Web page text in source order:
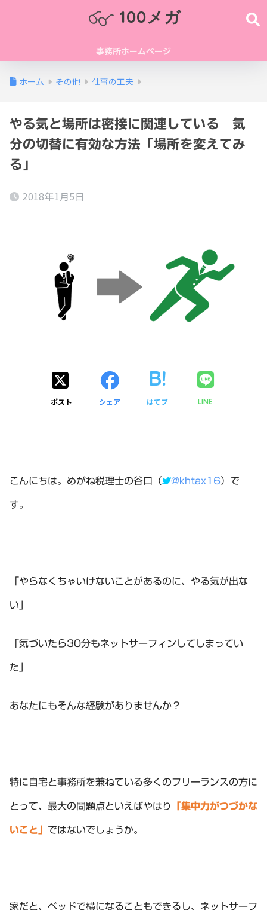
100メガ
事務所ホームページ
ホーム その他 仕事の工夫
やる気と場所は密接に関連している 気
分の切替に有効な方法「場所を変えてみ
る」
2018年1月5日
ポスト シェア はてブ LINE
こんにちは。めがね税理士の谷口（ @khtax16）で
す。
「やらなくちゃいけないことがあるのに、やる気が出な
い」
「気づいたら30分もネットサーフィンしてしまってい
た」
あなたにもそんな経験がありませんか？
特に自宅と事務所を兼ねている多くのフリーランスの方に
とって、最大の問題点といえばやはり 「集中力がつづかな
いこと」 ではないでしょうか。
家だと、ベッドで横になることもできるし、ネットサーフ